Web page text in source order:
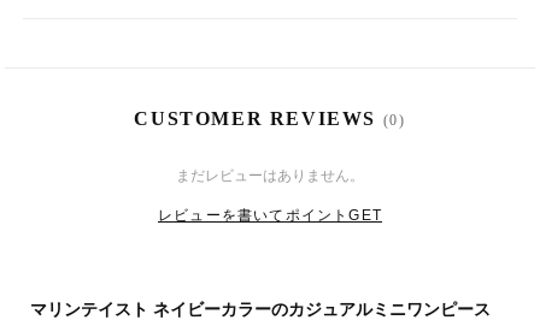
- M : 78cm / 35cm / 10cm / 84cm / 64cm
- XL: 80cm / 36cm / 11cm / 92cm / 72cm
※身丈は肩から裾までの長さです。
CUSTOMER REVIEWS (0)
まだレビューはありません。
レビューを書いてポイントGET
マリンテイスト ネイビーカラーのカジュアルミニワンピース